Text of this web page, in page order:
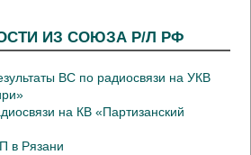
ИЗ СОЮЗА Р/Л РФ
ВС по радиосвязи на УКВ
на КВ «Партизанский
в Рязани